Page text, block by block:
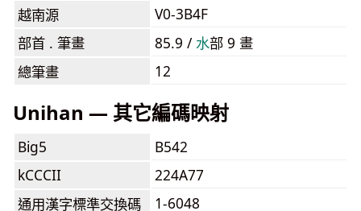
越南源
V0-3B4F
部首 . 筆畫
85.9 /⽔部 9 畫
總筆畫
12
Unihan — 其它編碼映射
Big5
B542
kCCCII
224A77
通用漢字標準交換碼
1-6048